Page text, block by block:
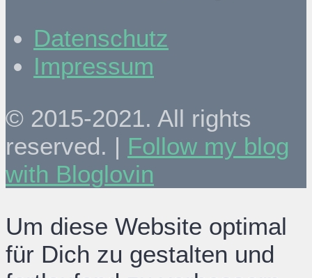
Datenschutz
Impressum
© 2015-2021. All rights
reserved. | Follow my blog
with Bloglovin
Um diese Website optimal
für Dich zu gestalten und